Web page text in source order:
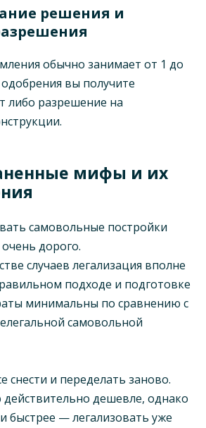
решения и
обычно занимает от 1 до
вы получите
либо разрешение на
мифы и их
самовольные постройки
дорого.
случаев легализация вполне
подходе и подготовке
минимальны по сравнению с
самовольной
снести и переделать заново.
дешевле, однако
быстрее — легализовать уже